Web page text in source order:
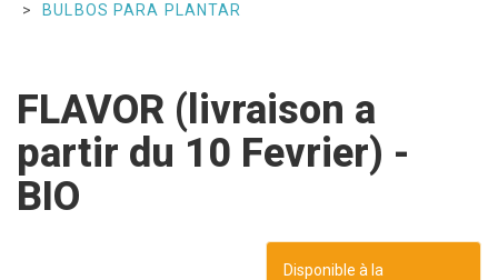
BULBOS PARA PLANTAR
FLAVOR (livraison a
partir du 10 Fevrier) -
BIO
Disponible à la